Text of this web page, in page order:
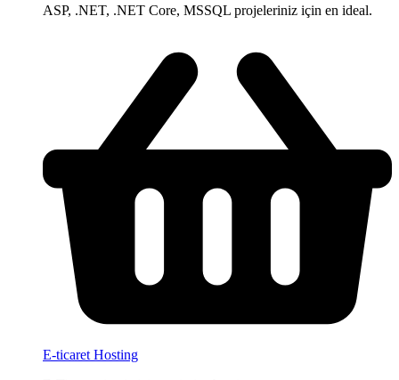
ASP, .NET, .NET Core, MSSQL projeleriniz için en ideal.
E-ticaret Hosting